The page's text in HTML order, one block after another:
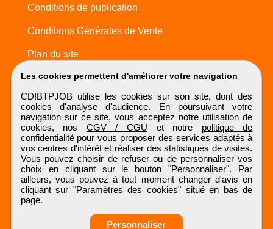
Les cookies permettent d'améliorer votre navigation
CDIBTPJOB utilise les cookies sur son site, dont des
cookies d'analyse d'audience. En poursuivant votre
navigation sur ce site, vous acceptez notre utilisation de
cookies, nos CGV / CGU et notre politique de
confidentialitépour vous proposer des services adaptés à
vos centres d'intérêt et réaliser des statistiques de visites.
Vous pouvez choisir de refuser ou de personnaliser vos
choix en cliquant sur le bouton "Personnaliser". Par
ailleurs, vous pouvez à tout moment changer d'avis en
cliquant sur "Paramètres des cookies" situé en bas de
page.
Personnaliser
Conditions de publication
Conditions Générales de Vente
Plan du site